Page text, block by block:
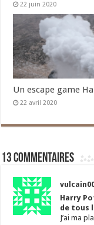
22 juin 2020
Un escape game
22 avril 2020
13 commentaires
Harry
de tous
J’ai ma